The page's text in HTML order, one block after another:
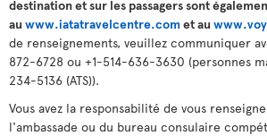
destination et sur les passagers sont
au www.iatatravelcentre.comet au
de renseignements, veuillez communiquer
872-6728 ou +1-514-636-3630 (personnes
234-5136 (ATS)).
Vous avez la responsabilité de vous
l'ambassade ou du bureau consulaire